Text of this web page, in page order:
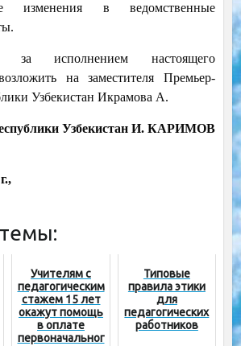
изменения в ведомственные
исполнением настоящего
на заместителя Премьер-
Узбекистан Икрамова А.
Узбекистан И. КАРИМОВ
Учителям с
педагогическим
стажем 15 лет
окажут помощь
в оплате
первоначальног
Типовые
правила этики
для
педагогических
работников